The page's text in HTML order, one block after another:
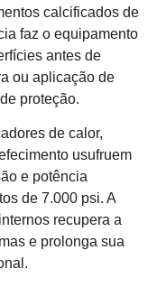
calcificados de
faz o equipamento
antes de
ou aplicação de
proteção.
de calor,
usufruem
e potência
de 7.000 psi. A
recupera a
e prolonga sua